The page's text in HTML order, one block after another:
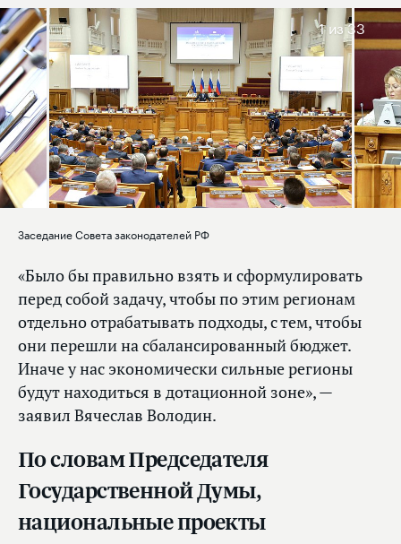
1из 33
Заседание Совета законодателей РФ
«Было бы правильно взять и сформулировать
перед собой задачу, чтобы по этим регионам
отдельно отрабатывать подходы, с тем, чтобы
они перешли на сбалансированный бюджет.
Иначе у нас экономически сильные регионы
будут находиться в дотационной зоне», —
заявил Вячеслав Володин.
По словам Председателя
Государственной Думы,
национальные проекты